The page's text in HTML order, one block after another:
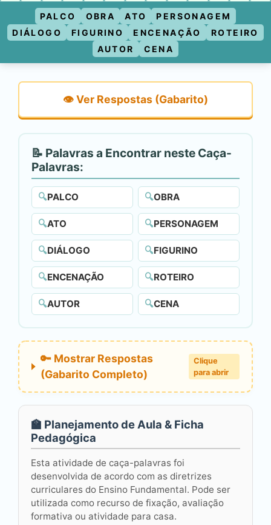
PALCO OBRA ATO
PERSONAGEM
DIÁLOGO
FIGURINO ENCENAÇÃO
ROTEIRO
AUTOR
CENA
👁️ Ver Respostas (Gabarito)
📝 Palavras a Encontrar neste Caça-
Palavras:
🔍PALCO 🔍OBRA
🔍ATO 🔍PERSONAGEM
🔍DIÁLOGO 🔍FIGURINO
🔍ENCENAÇÃO 🔍ROTEIRO
🔍AUTOR 🔍CENA
🔑 Mostrar Respostas
(Gabarito Completo)
Clique
para abrir
🏫 Planejamento de Aula & Ficha
Pedagógica
Esta atividade de caça-palavras foi
desenvolvida de acordo com as diretrizes
curriculares do Ensino Fundamental. Pode ser
utilizada como recurso de fixação, avaliação
formativa ou atividade para casa.